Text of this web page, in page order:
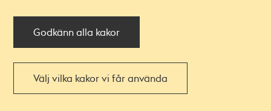
Godkänn alla kakor
Välj vilka kakor vi får använda